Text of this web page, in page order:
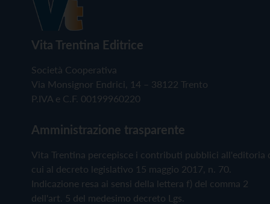
Vita Trentina Editrice
Società Cooperativa
Via Monsignor Endrici, 14 – 38122 Trento
P.IVA e C.F. 00199960220
Amministrazione trasparente
Vita Trentina percepisce i contributi pubblici all'editoria
cui al decreto legislativo 15 maggio 2017, n. 70.
Indicazione resa ai sensi della lettera f) del comma 2
dell'art. 5 del medesimo decreto Lgs.